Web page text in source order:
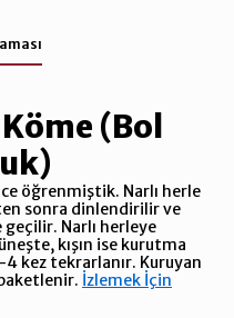
(Bol
öğrenmiştik. Narlı herle
sonra dinlendirilir ve
Narlı herleye
kışın ise kurutma
4 kez tekrarlanır. Kuruyan
İzlemek İçin